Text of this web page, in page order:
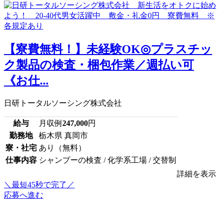
【寮費無料！】未経験OK◎プラスチッ
ク製品の検査・梱包作業／週払い可
《お仕...
日研トータルソーシング株式会社
給与 月収例 247,000円
勤務地
栃木県 真岡市
寮・社宅 あり（無料）
仕事内容 シャンプーの検査 / 化学系工場 / 交替制
詳細を表示
＼最短45秒で完了／
応募へ進む